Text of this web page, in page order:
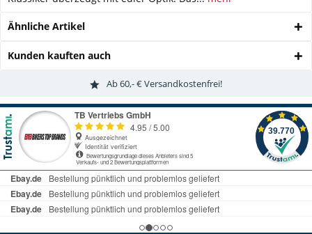
Ähnliche Artikel
Kunden kauften auch
Ab 60,- € Versandkostenfrei!